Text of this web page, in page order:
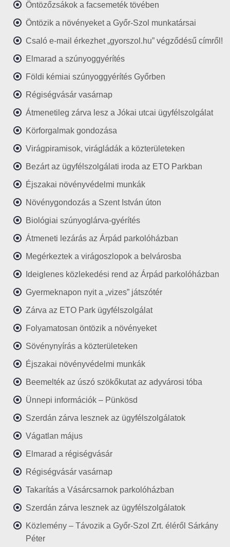
Öntözőzsákok a facsemeték tövében
Öntözik a növényeket a Győr-Szol munkatársai
Csaló e-mail érkezhet „gyorszol.hu” végződésű címről!
Elmarad a szúnyoggyérítés
Földi kémiai szúnyoggyérítés Győrben
Régiségvásár vasárnap
Átmenetileg zárva lesz a Jókai utcai ügyfélszolgálat
Körforgalmak gondozása
Virágpiramisok, virágládák a közterületeken
Bezárt az ügyfélszolgálati iroda az ETO Parkban
Éjszakai növényvédelmi munkák
Növénygondozás a Szent István úton
Biológiai szúnyoglárva-gyérítés
Átmeneti lezárás az Árpád parkolóházban
Megérkeztek a virágoszlopok a belvárosba
Ideiglenes közlekedési rend az Árpád parkolóházban
Gyermeknapon nyit a „vizes” játszótér
Zárva az ETO Park ügyfélszolgálat
Folyamatosan öntözik a növényeket
Sövénynyírás a közterületeken
Éjszakai növényvédelmi munkák
Beemelték az úszó szökőkutat az adyvárosi tóba
Ünnepi információk – Pünkösd
Szerdán zárva lesznek az ügyfélszolgálatok
Vágatlan május
Elmarad a régiségvásár
Régiségvásár vasárnap
Takarítás a Vásárcsarnok parkolóházban
Szerdán zárva lesznek az ügyfélszolgálatok
Közlemény – Távozik a Győr-Szol Zrt. éléről Sárkány
Péter